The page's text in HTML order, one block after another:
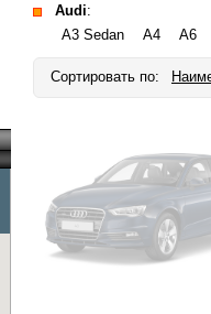
Audi:
A3 Sedan
A4 A6
Сортировать по: